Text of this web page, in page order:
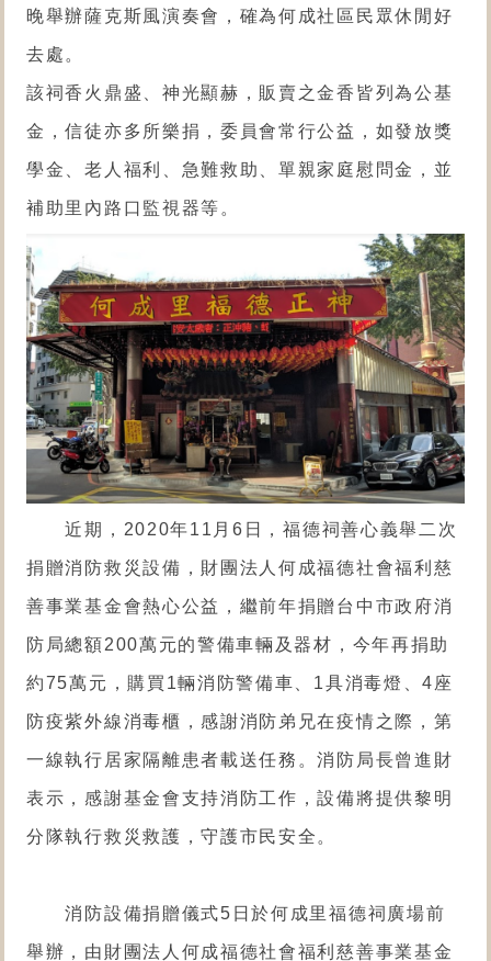
晚舉辦薩克斯風演奏會，確為何成社區民眾休閒好
去處。
該祠香火鼎盛、神光顯赫，販賣之金香皆列為公基
金，信徒亦多所樂捐，委員會常行公益，如發放獎
學金、老人福利、急難救助、單親家庭慰問金，並
補助里內路口監視器等。
近期，2020年11月6日，福德祠善心義舉二次
捐贈消防救災設備，財團法人何成福德社會福利慈
善事業基金會熱心公益，繼前年捐贈台中市政府消
防局總額200萬元的警備車輛及器材，今年再捐助
約75萬元，購買1輛消防警備車、1具消毒燈、4座
防疫紫外線消毒櫃，感謝消防弟兄在疫情之際，第
一線執行居家隔離患者載送任務。消防局長曾進財
表示，感謝基金會支持消防工作，設備將提供黎明
分隊執行救災救護，守護市民安全。
消防設備捐贈儀式5日於何成里福德祠廣場前
舉辦，由財團法人何成福德社會福利慈善事業基金